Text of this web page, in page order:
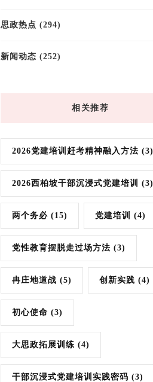
思政热点 (294)
新闻动态 (252)
相关推荐
2026党建培训赶考精神融入方法 (3)
2026西柏坡干部沉浸式党建培训 (3)
两个务必 (15) 党建培训 (4)
党性教育摆脱走过场方法 (3)
冉庄地道战 (5) 创新实践 (4)
初心使命 (3)
大思政拓展训练 (4)
干部沉浸式党建培训实践密码 (3)